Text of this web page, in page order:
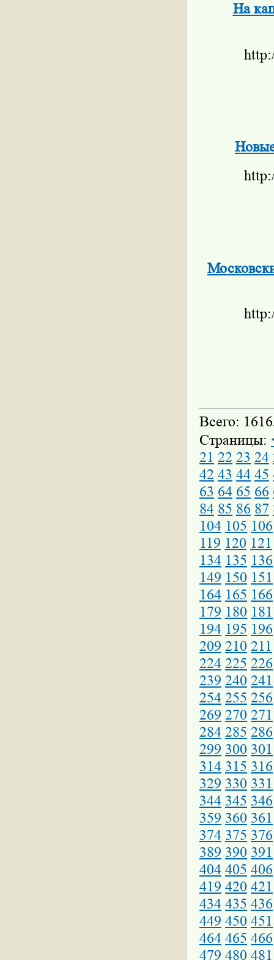
На
Всего:
Страницы:
21 22 23 24
42 43 44 45
63 64 65 66
84 85 86 87
104 105 106
119 120 121
134 135 136
149 150 151
164 165 166
179 180 181
194 195 196
209 210 211
224 225 226
239 240 241
254 255 256
269 270 271
284 285 286
299 300 301
314 315 316
329 330 331
344 345 346
359 360 361
374 375 376
389 390 391
404 405 406
419 420 421
434 435 436
449 450 451
464 465 466
479 480 481